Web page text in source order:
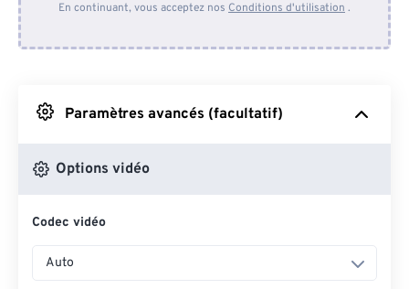
Depuis Google Drive
Depuis OneDrive
En continuant, vous acceptez nos Conditions d'utilisation .
Paramètres avancés (facultatif)
Options vidéo
Codec vidéo
Auto